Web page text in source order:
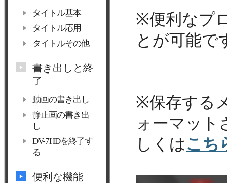
※便利なプ
とが可能で
※保存する
ォーマット
しくはこち
タイトル基本
タイトル応用
タイトルその他
書き出しと終
了
動画の書き出し
静止画の書き出
し
DV-7HDを終了す
る
便利な機能